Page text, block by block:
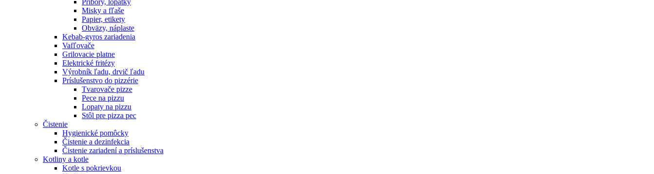
Misky a fľaše
Papier, etikety
Obväzy, náplaste
Kebab-gyros zariadenia
Vafľovače
Grilovacie platne
Elektrické fritézy
Výrobník ľadu, drvič ľadu
Príslušenstvo do pizzérie
Tvarovače pizze
Pece na pizzu
Lopaty na pizzu
Stôl pre pizza pec
Čistenie
Hygienické pomôcky
Čistenie a dezinfekcia
Čistenie zariadení a príslušenstva
Kotliny a kotle
Kotle s pokrievkou